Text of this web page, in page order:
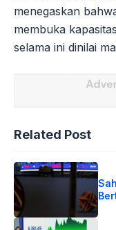
menegaskan
membuka
selama ini dinilai
Related Post